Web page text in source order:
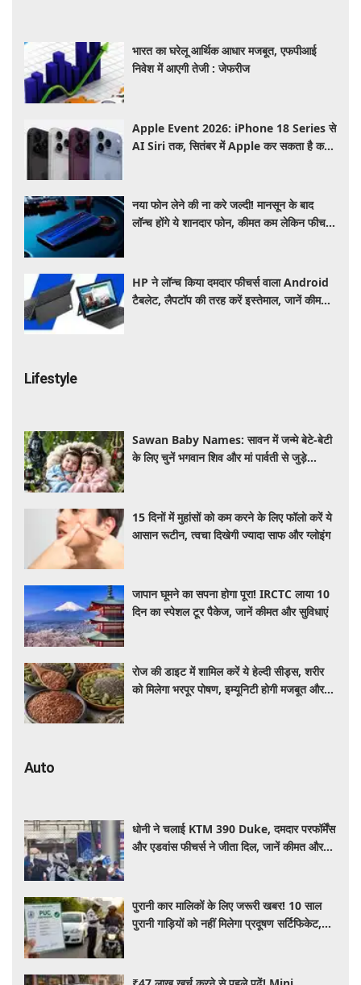
भारत का घरेलू आर्थिक आधार मजबूत, एफपीआई
निवेश में आएगी तेजी : जेफरीज
Apple Event 2026: iPhone 18 Series से
AI Siri तक, सितंबर में Apple कर सकता है कई
नया फोन लेने की ना करे जल्दी! मानसून के बाद
लॉन्च होंगे ये शानदार फोन, कीमत कम लेकिन फीचर्स
HP ने लॉन्च किया दमदार फीचर्स वाला Android
टैबलेट, लैपटॉप की तरह करें इस्तेमाल, जानें कीमत,
Lifestyle
Sawan Baby Names: सावन में जन्मे बेटे-बेटी
के लिए चुनें भगवान शिव और मां पार्वती से जुड़े
15 दिनों में मुहांसों को कम करने के लिए फॉलो करें ये
आसान रूटीन, त्वचा दिखेगी ज्यादा साफ और ग्लोइंग
जापान घूमने का सपना होगा पूरा! IRCTC लाया 10
दिन का स्पेशल टूर पैकेज, जानें कीमत और सुविधाएं
रोज की डाइट में शामिल करें ये हेल्दी सीड्स, शरीर
को मिलेगा भरपूर पोषण, इम्यूनिटी होगी मजबूत और
Auto
धोनी ने चलाई KTM 390 Duke, दमदार परफॉर्मेंस
और एडवांस फीचर्स ने जीता दिल, जानें कीमत और
पुरानी कार मालिकों के लिए जरूरी खबर! 10 साल
पुरानी गाड़ियों को नहीं मिलेगा प्रदूषण सर्टिफिकेट,